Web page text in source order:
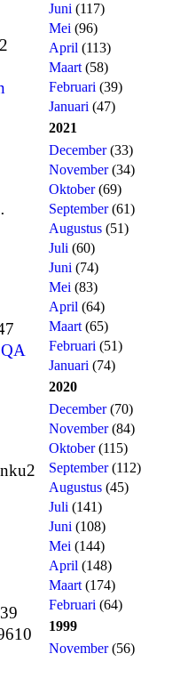
Juni (117)
Mei (96)
April (113)
Maart (58)
Februari (39)
Januari (47)
2021
December(33)
November(34)
Oktober(69)
September(61)
Augustus (51)
Juli (60)
Juni (74)
Mei (83)
April (64)
Maart (65)
Februari (51)
Januari (74)
2020
December(70)
November(84)
Oktober(115)
September(112)
Augustus (45)
Juli (141)
Juni (108)
Mei (144)
April (148)
Maart (174)
Februari (64)
1999
November(56)